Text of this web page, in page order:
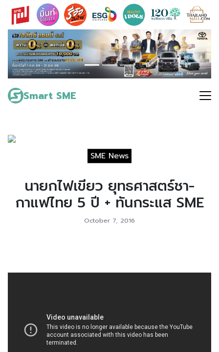
Skip
content
Smart SME
Search
for:
SME News
นายกไฟเขียว ยุทธศาสตร์ชา-
กาแฟไทย 5 ปี + ทันกระแส SME
October 7, 2016